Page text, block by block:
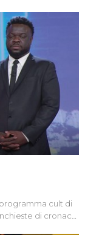
dei sospetti
hanno invaso
collettivo.
cult di
di cronaca